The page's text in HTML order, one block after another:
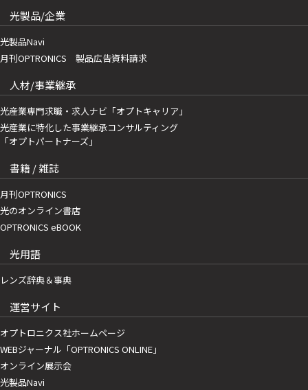
光製品/企業
光製品Navi
月刊OPTRONICS 製品広告資料請求
人材/事業継承
光産業専門求職・求人ナビ「オプトキャリア」
光産業に特化した事業継承コンサルティング
「オプトパートナーズ」
書籍 / 雑誌
月刊OPTRONICS
光のオンライン書店
OPTRONICS eBOOK
光用語
レンズ辞典＆事典
運営サイト
オプトロニクス社ホームページ
WEBジャーナル「OPTRONICS ONLINE」
オンライン展示会
光製品Navi